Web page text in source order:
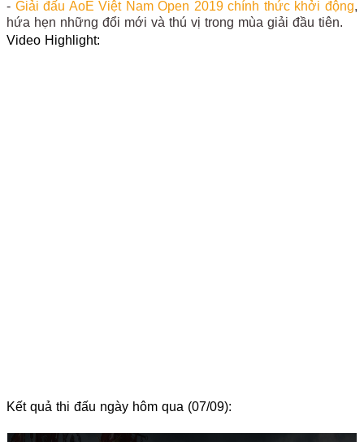
- Giải đấu AoE Việt Nam Open 2019 chính thức khởi động,
hứa hẹn những đổi mới và thú vị trong mùa giải đầu tiên.
Video Highlight:
Kết quả thi đấu ngày hôm qua (07/09):